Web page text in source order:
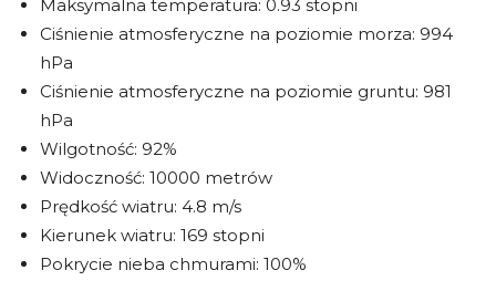
Maksymalna temperatura: 0.93 stopni
Ciśnienie atmosferyczne na poziomie morza: 994
hPa
Ciśnienie atmosferyczne na poziomie gruntu: 981
hPa
Wilgotność: 92%
Widoczność: 10000 metrów
Prędkość wiatru: 4.8 m/s
Kierunek wiatru: 169 stopni
Pokrycie nieba chmurami: 100%